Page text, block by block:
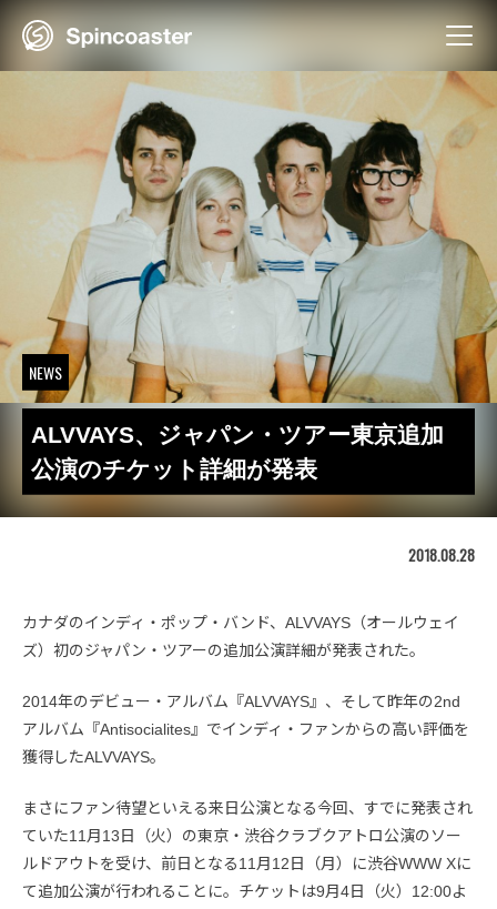
Skip
NEWS
ALVVAYS、ジャパン・ツアー東京追加
公演のチケット詳細が発表
2018.08.28
カナダのインディ・ポップ・バンド、ALVVAYS（オールウェイ
ズ）初のジャパン・ツアーの追加公演詳細が発表された。
2014年のデビュー・アルバム『ALVVAYS』、そして昨年の2nd
アルバム『Antisocialites』でインディ・ファンからの高い評価を
獲得したALVVAYS。
まさにファン待望といえる来日公演となる今回、すでに発表され
ていた11月13日（火）の東京・渋谷クラブクアトロ公演のソー
ルドアウトを受け、前日となる11月12日（月）に渋谷WWW Xに
て追加公演が行われることに。チケットは9月4日（火）12:00よ